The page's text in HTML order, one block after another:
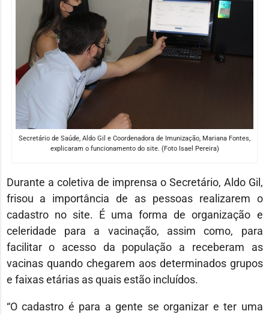
Secretário de Saúde, Aldo Gil e Coordenadora de Imunização, Mariana Fontes,
explicaram o funcionamento do site. (Foto Isael Pereira)
Durante a coletiva de imprensa o Secretário, Aldo Gil,
frisou a importância de as pessoas realizarem o
cadastro no site. É uma forma de organização e
celeridade para a vacinação, assim como, para
facilitar o acesso da população a receberam as
vacinas quando chegarem aos determinados grupos
e faixas etárias as quais estão incluídos.
“O cadastro é para a gente se organizar e ter uma